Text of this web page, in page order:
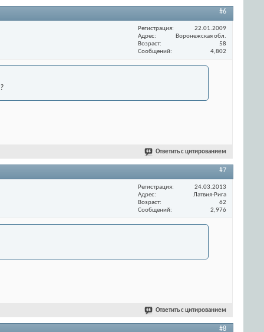
#6
Регистрация
22.01.2009
Адрес
Воронежская обл.
Возраст
58
Сообщений
4,802
Ответить с цитированием
#7
Регистрация
24.03.2013
Адрес
Латвия-Рига
Возраст
62
Сообщений
2,976
Ответить с цитированием
#8